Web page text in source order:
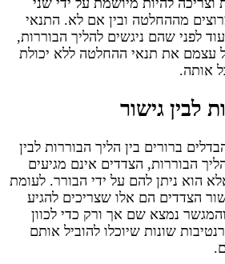
מההחלטה ובין אם לא. התנאי
לפני שהם ניגשים להליך הבוררות,
עצמם את תנאי ההחלטה ללא יכולת
אותה.
לבין גישור
ברורים בין הליך הבוררות לבין
הבוררות, הצדדים אינם מגיעים
הוא ניתן להם על ידי הבורר. לעומת
הצדדים הם אלו שצריכים להגיע
נמצא שם אך ורק כדי לכוון
שונות שיוכלו להוביל אותם